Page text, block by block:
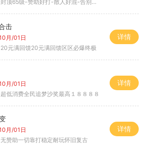
封顶65级-赞助好打-散人好混-告别坑服
击
月/01日
20元满回馈20元满回馈区区必爆终极
详情
月/01日
超低消费全民追梦沙奖最高１８８８８
详情
月/01日
无赞助一切靠打稳定耐玩怀旧复古
详情